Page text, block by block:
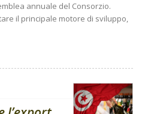
annuale del Consorzio.
il principale motore di sviluppo,